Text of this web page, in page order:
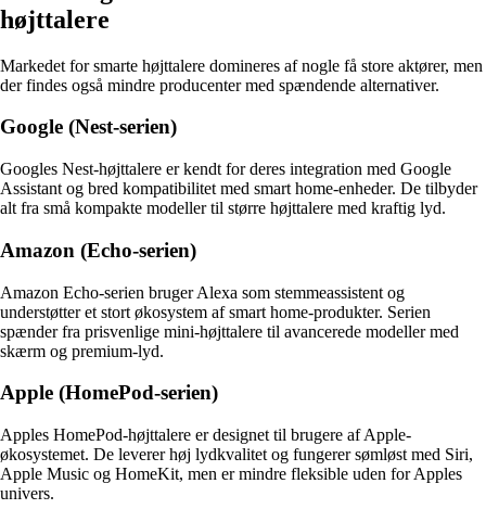
højttalere
Markedet for smarte højttalere domineres af nogle få store aktører, men
der findes også mindre producenter med spændende alternativer.
Google (Nest-serien)
Googles Nest-højttalere er kendt for deres integration med Google
Assistant og bred kompatibilitet med smart home-enheder. De tilbyder
alt fra små kompakte modeller til større højttalere med kraftig lyd.
Amazon (Echo-serien)
Amazon Echo-serien bruger Alexa som stemmeassistent og
understøtter et stort økosystem af smart home-produkter. Serien
spænder fra prisvenlige mini-højttalere til avancerede modeller med
skærm og premium-lyd.
Apple (HomePod-serien)
Apples HomePod-højttalere er designet til brugere af Apple-
økosystemet. De leverer høj lydkvalitet og fungerer sømløst med Siri,
Apple Music og HomeKit, men er mindre fleksible uden for Apples
univers.